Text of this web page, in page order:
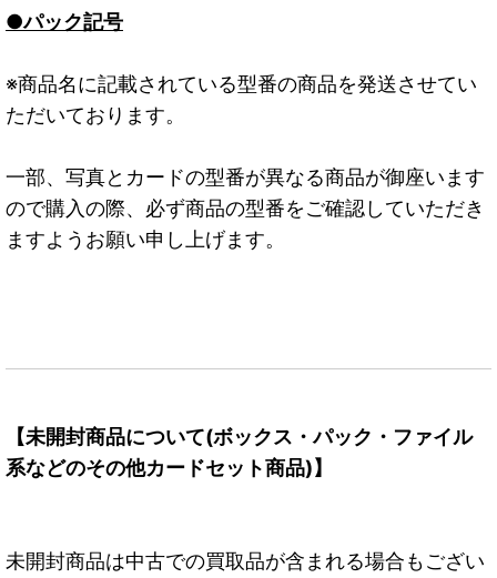
●パック記号
※商品名に記載されている型番の商品を発送させてい
ただいております。
一部、写真とカードの型番が異なる商品が御座います
ので購入の際、必ず商品の型番をご確認していただき
ますようお願い申し上げます。
【未開封商品について(ボックス・パック・ファイル
系などのその他カードセット商品)】
未開封商品は中古での買取品が含まれる場合もござい